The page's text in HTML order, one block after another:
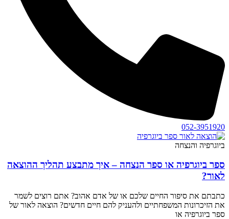
052-3951920
ביוגרפיה והנצחה
ספר ביוגרפיה או ספר הנצחה – איך מתבצע תהליך ההוצאה
לאור?
כתבתם את סיפור החיים שלכם או של אדם אהוב? אתם רוצים לשמר
את הזיכרונות המשפחתיים ולהעניק להם חיים חדשים? הוצאה לאור של
ספר ביוגרפיה או